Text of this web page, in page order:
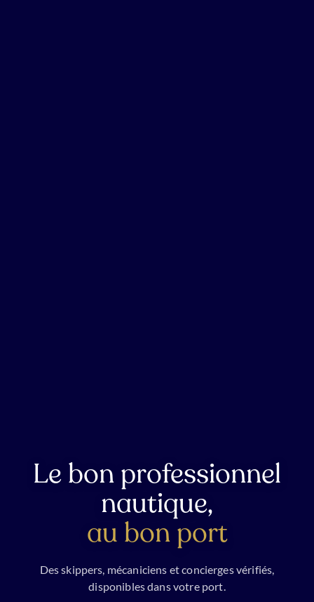
Le bon professionnel
nautique,
au bon port
Des skippers, mécaniciens et concierges vérifiés,
disponibles dans votre port.